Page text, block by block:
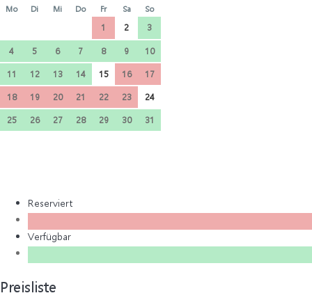
Mo Di Mi Do Fr Sa So
1 2
3
4
5 6 7 8 9
10
11
12 13 14 15 16
17
18
19 20 21 22 23
24
25
26 27 28 29 30 31
Reserviert
Verfügbar
Preisliste